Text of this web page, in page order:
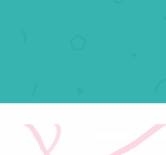
Pédiatrie
Pneumologie
Sommeil
Tabagisme
du pédiatre à la maternité